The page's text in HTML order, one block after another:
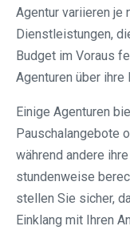
Agentur variieren je
Dienstleistungen,
Budget im Voraus
Agenturen über
Einige Agenturen
Pauschalangebote
während andere
stundenweise
stellen Sie sicher,
Einklang mit Ihren